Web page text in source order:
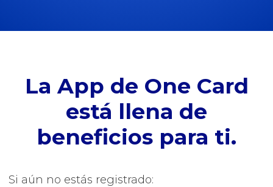
La App de One Card
está llena de
beneficios para ti.
Si aún no estás registrado: